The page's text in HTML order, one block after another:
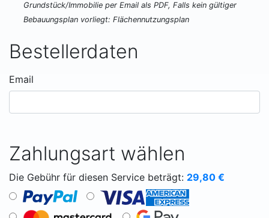
Grundstück/Immobilie per Email als PDF, Falls kein gültiger
Bebauungsplan vorliegt: Flächennutzungsplan
Bestellerdaten
Email
Zahlungsart wählen
Die Gebühr für diesen Service beträgt: 29,80 €